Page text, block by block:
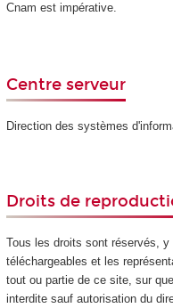
Cnam est impérative.
Centre serveur
Direction des systèmes
Droits de
Tous les droits sont réservés,
téléchargeables et les
tout ou partie de ce site, sur
interdite sauf autorisation du